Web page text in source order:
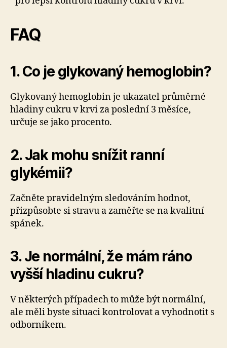
FAQ
1. Co je glykovaný hemoglobin?
Glykovaný hemoglobin je ukazatel průměrné
hladiny cukru v krvi za poslední 3 měsíce,
určuje se jako procento.
2. Jak mohu snížit ranní
glykémii?
Začněte pravidelným sledováním hodnot,
přizpůsobte si stravu a zaměřte se na kvalitní
spánek.
3. Je normální, že mám ráno
vyšší hladinu cukru?
V některých případech to může být normální,
ale měli byste situaci kontrolovat a vyhodnotit s
odborníkem.